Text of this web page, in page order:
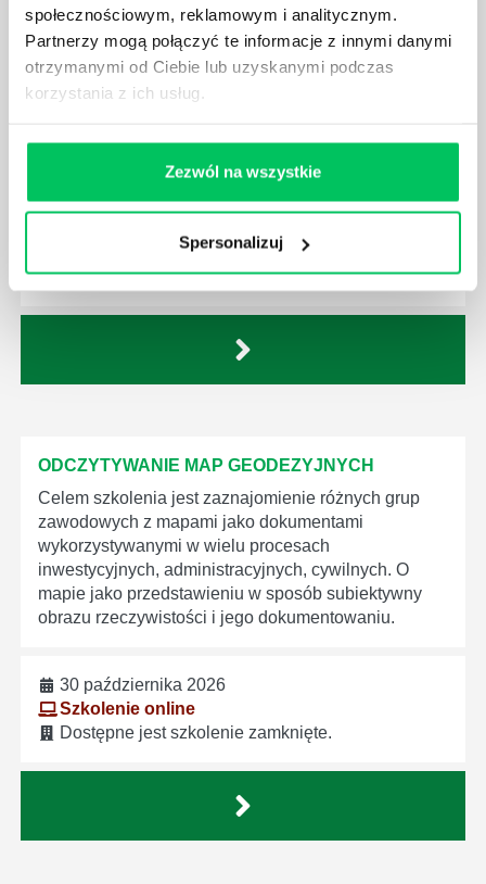
społecznościowym, reklamowym i analitycznym.
Partnerzy mogą połączyć te informacje z innymi danymi
otrzymanymi od Ciebie lub uzyskanymi podczas
korzystania z ich usług.
Zezwól na wszystkie
Spersonalizuj
OCHRONA GRUNTÓW ROLNYCH I LEŚNYCH
Do udziału w warsztatach zapraszamy pracowników
działów: nieruchomości, majątku, działu prawnego i
zainteresowanych tematyką ochrony gruntów rolnych
29 października 2026
Szkolenie online
ODCZYTYWANIE MAP GEODEZYJNYCH
Celem szkolenia jest zaznajomienie różnych grup
zawodowych z mapami jako dokumentami
wykorzystywanymi w wielu procesach
inwestycyjnych, administracyjnych, cywilnych. O
mapie jako przedstawieniu w sposób subiektywny
obrazu rzeczywistości i jego dokumentowaniu.
30 października 2026
Szkolenie online
Dostępne jest szkolenie zamknięte.